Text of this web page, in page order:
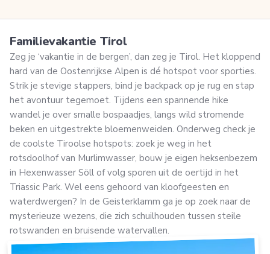
Familievakantie Tirol
Zeg je ‘vakantie in de bergen’, dan zeg je Tirol. Het kloppend
hard van de Oostenrijkse Alpen is dé hotspot voor sporties.
Strik je stevige stappers, bind je backpack op je rug en stap
het avontuur tegemoet. Tijdens een spannende hike
wandel je over smalle bospaadjes, langs wild stromende
beken en uitgestrekte bloemenweiden. Onderweg check je
de coolste Tiroolse hotspots: zoek je weg in het
rotsdoolhof van Murlimwasser, bouw je eigen heksenbezem
in Hexenwasser Söll of volg sporen uit de oertijd in het
Triassic Park. Wel eens gehoord van kloofgeesten en
waterdwergen? In de Geisterklamm ga je op zoek naar de
mysterieuze wezens, die zich schuilhouden tussen steile
rotswanden en bruisende watervallen.